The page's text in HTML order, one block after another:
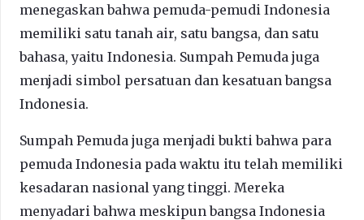
menegaskan bahwa pemuda-pemudi Indonesia
memiliki satu tanah air, satu bangsa, dan satu
bahasa, yaitu Indonesia. Sumpah Pemuda juga
menjadi simbol persatuan dan kesatuan bangsa
Indonesia.
Sumpah Pemuda juga menjadi bukti bahwa para
pemuda Indonesia pada waktu itu telah memiliki
kesadaran nasional yang tinggi. Mereka
menyadari bahwa meskipun bangsa Indonesia